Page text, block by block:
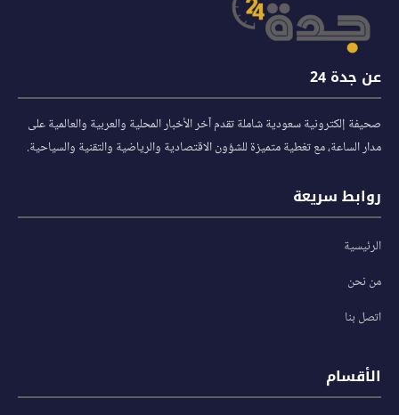
عن جدة 24
صحيفة إلكترونية سعودية شاملة تقدم آخر الأخبار المحلية والعربية والعالمية على
مدار الساعة، مع تغطية متميزة للشؤون الاقتصادية والرياضية والتقنية والسياحية.
روابط سريعة
الرئيسية
من نحن
اتصل بنا
الأقسام